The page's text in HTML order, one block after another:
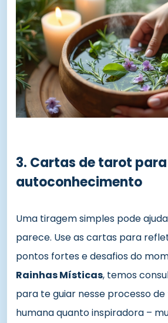
3. Cartas de tarot para
autoconhecimento
Uma tiragem simples pode
parece. Use as cartas para
pontos fortes e desafios do
Rainhas Místicas, temos
para te guiar nesse processo
humana quanto inspiradora –